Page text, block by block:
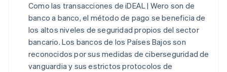
Como las transacciones de iDEAL | Wero son de
banco a banco, el método de pago se beneficia de
los altos niveles de seguridad propios del sector
bancario. Los bancos de los Países Bajos son
reconocidos por sus medidas de ciberseguridad de
vanguardia y sus estrictos protocolos de